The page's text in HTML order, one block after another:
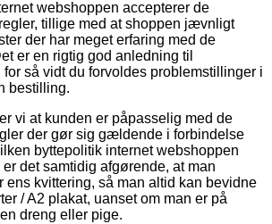
webshoppen accepterer de
tillige med at shoppen jævnligt
der har meget erfaring med de
er en rigtig god anledning til
så vidt du forvoldes problemstillinger i
bestilling.
vi at kunden er påpasselig med de
der gør sig gældende i forbindelse
byttepolitik internet webshoppen
er det samtidig afgørende, at man
ens kvittering, så man altid kan bevidne
/ A2 plakat, uanset om man er på
dreng eller pige.